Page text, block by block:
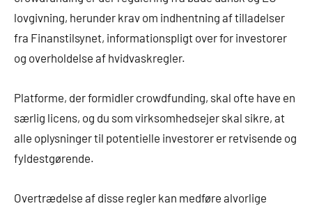
lovgivning, herunder krav om indhentning af tilladelser
fra Finanstilsynet, informationspligt over for investorer
og overholdelse af hvidvaskregler.
Platforme, der formidler crowdfunding, skal ofte have en
særlig licens, og du som virksomhedsejer skal sikre, at
alle oplysninger til potentielle investorer er retvisende og
fyldestgørende.
Overtrædelse af disse regler kan medføre alvorlige